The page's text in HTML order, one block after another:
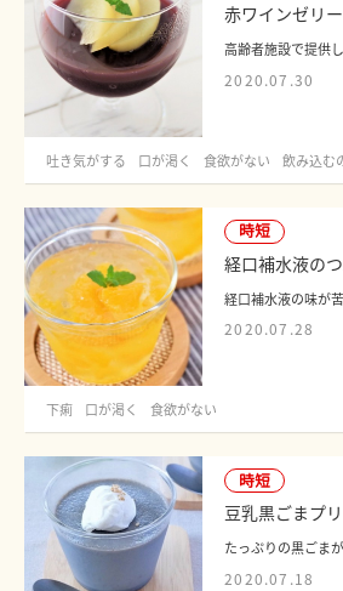
赤ワインゼリー
2020.07.30
吐き気がする 口が渇く 食欲がない 飲み込む
時短
経口補水液の
2020.07.28
下痢 口が渇く 食欲がない
時短
豆乳黒ごまプ
2020.07.18